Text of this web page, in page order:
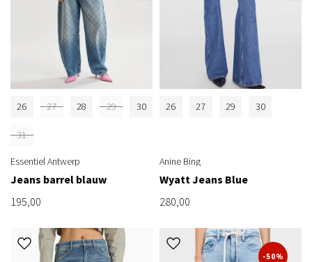
26 27 28 29 30
31
Essentiel Antwerp
Jeans barrel blauw
195,00
26 27 29 30
Anine Bing
Wyatt Jeans Blue
280,00
-50%